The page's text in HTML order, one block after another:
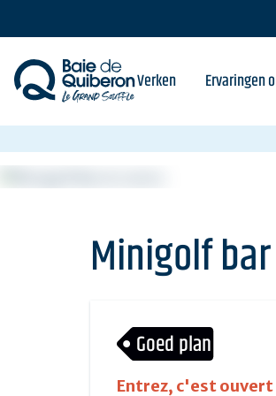
content
Verken Ervaringen
Minigolf
Goed plan
Entrez, c'est ouvert